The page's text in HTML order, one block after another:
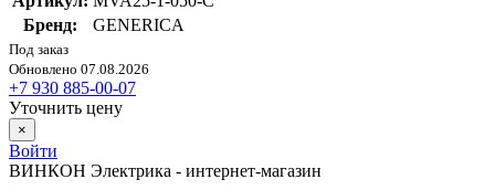
Бренд:
GENERICA
Под заказ
Обновлено 07.08.2026
+7 930 885-00-07
Уточнить цену
×
Войти
ВИНКОН Электрика - интернет-магазин